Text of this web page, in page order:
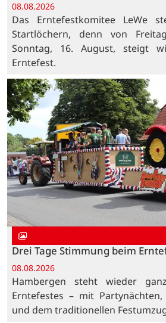
08.08.2026
Das Erntefestkomitee LeWe
Startlöchern, denn von
Sonntag, 16. August, steigt
Erntefest.
Drei Tage Stimmung beim
08.08.2026
Hambergen steht wieder
Erntefestes – mit
und dem traditionellen